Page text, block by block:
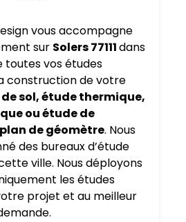
vous accompagne
sur Solers 77111dans
toutes vos études
construction de votre
sol, étude thermique,
ou étude de
de géomètre. Nous
des bureaux d’étude
ville. Nous déployons
les études
projet et au meilleur